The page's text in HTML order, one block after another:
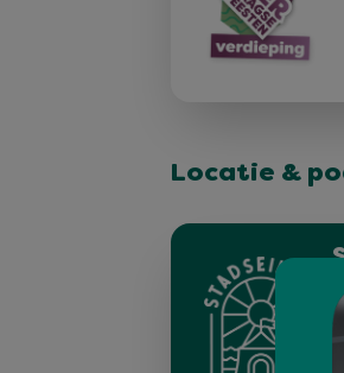
Locatie &